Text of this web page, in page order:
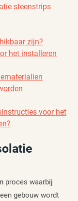
steenstrips
zijn?
het installeren
voor het
proces waarbij
gebouw wordt